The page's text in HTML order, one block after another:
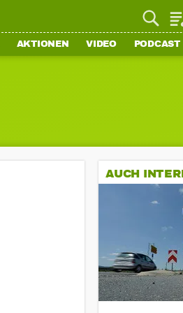
AKTIONEN VIDEO PODCAST
AUCH